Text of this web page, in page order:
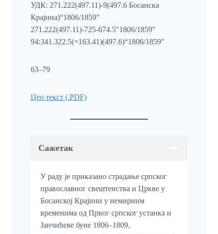
УДК: 271.222(497.11)-9(497.6 Босанска
Крајина)“1806/1859″
271.222(497.11)-725-674.5″1806/1859″
94:341.322.5(=163.41)(497.6)“1806/1859″
63–79
Цео текст (.PDF)
Сажетак
У раду је приказано страдање српског
православног свештенства и Цркве у
Босанској Крајини у немирним
временима од Првог српског устанка и
Јанчићеве буне 1806–1809,